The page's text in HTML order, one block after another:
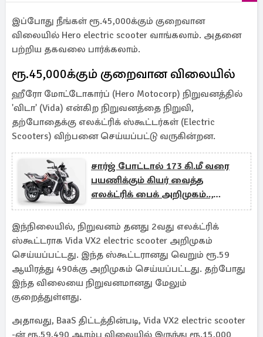
இப்போது நீங்கள் ரூ.45,000க்கும் குறைவான
விலையில் Hero electric scooter வாங்கலாம். அதனை
பற்றிய தகவலை பார்க்கலாம்.
ரூ.45,000க்கும் குறைவான விலையில்
ஹீரோ மோட்டோகார்ப் (Hero Motocorp) நிறுவனத்தில்
'விடா' (Vida) என்கிற நிறுவனத்தை நிறுவி,
தற்போதைக்கு எலக்ட்ரிக் ஸ்கூட்டர்கள் (Electric
Scooters) விற்பனை செய்யப்பட்டு வருகின்றன.
சார்ஜ் போட்டால் 173 கி.மீ வரை
பயணிக்கும் கியர் வைத்த
எலக்ட்ரிக் பைக் அறிமுகம்..,
விலை எவ்வளவு?
இந்நிலையில், நிறுவனம் தனது 2வது எலக்ட்ரிக்
ஸ்கூட்டராக Vida VX2 electric scooter அறிமுகம்
செய்யப்பட்டது. இந்த ஸ்கூட்டரானது வெறும் ரூ.59
ஆயிரத்து 490க்கு அறிமுகம் செய்யப்பட்டது. தற்போது
இந்த விலையை நிறுவனமானது மேலும்
குறைத்துள்ளது.
அதாவது, BaaS திட்டத்தின்படி, Vida VX2 electric scooter
-ன் ரூ.59,490 ஆரம்ப விலையில் இருந்து ரூ.15,000